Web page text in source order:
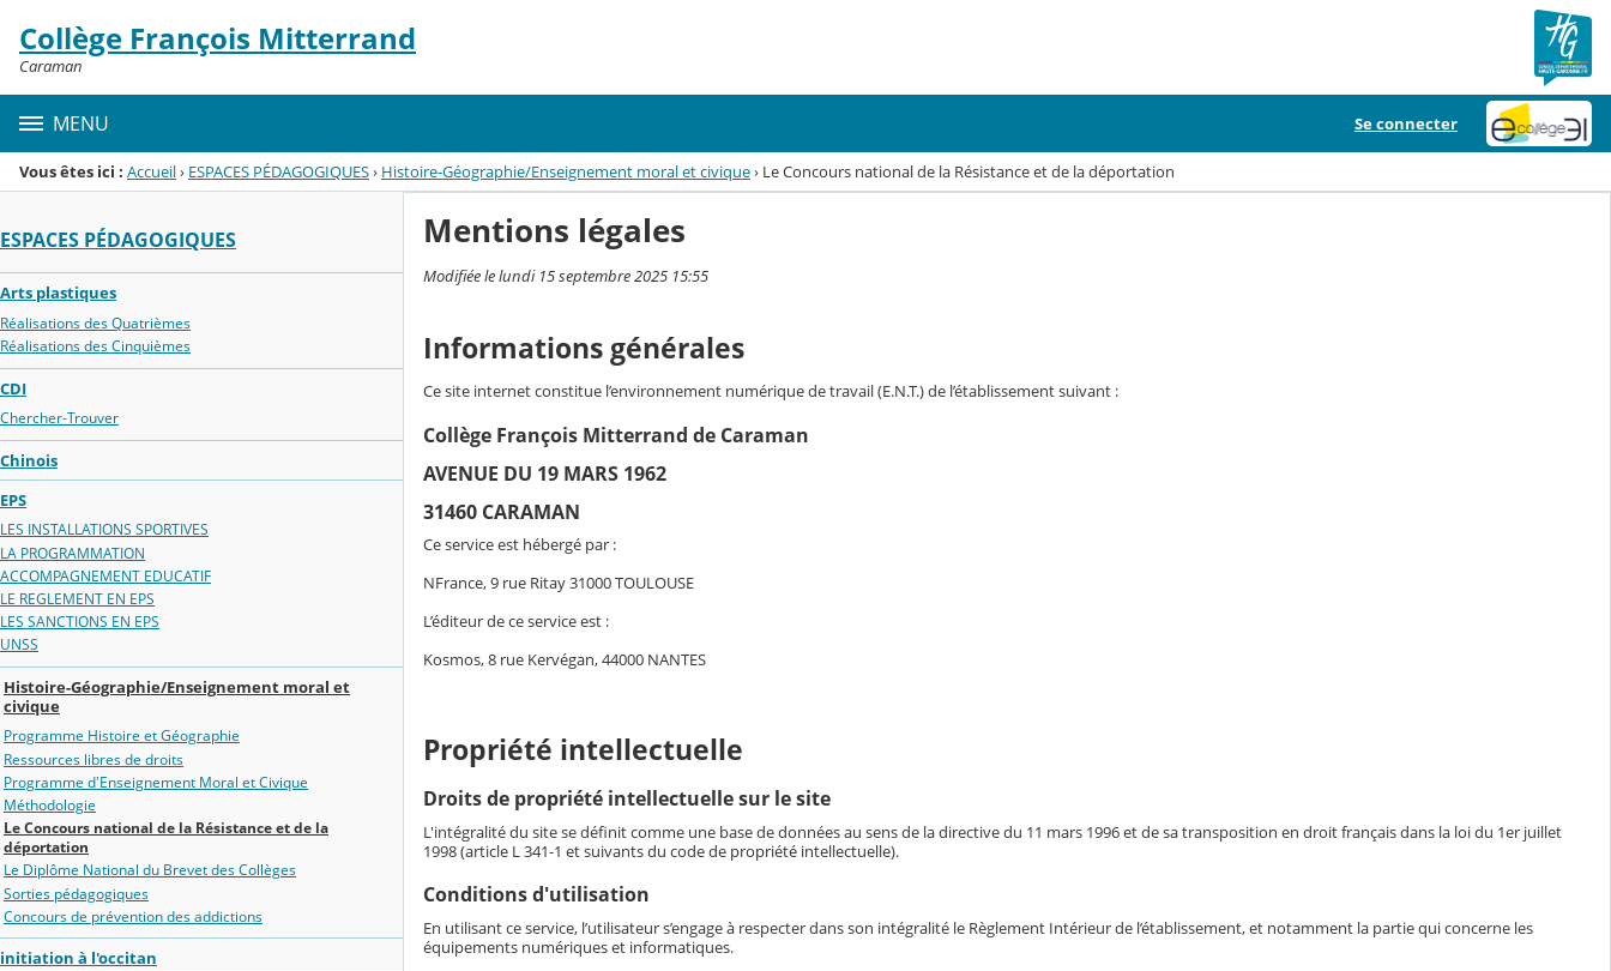
Menu de la rubrique
Contenu
Collège François Mitterrand
Caraman
MENU Se connecter
Vous êtes ici : Accueil› ESPACES PÉDAGOGIQUES› Histoire-Géographie/Enseignement moral et civique› Le Concours national de la Résistance et de la déportation
ESPACES PÉDAGOGIQUES
Arts plastiques
Réalisations des Quatrièmes
Réalisations des Cinquièmes
CDI
Chercher-Trouver
Chinois
EPS
LES INSTALLATIONS SPORTIVES
LA PROGRAMMATION
ACCOMPAGNEMENT EDUCATIF
LE REGLEMENT EN EPS
LES SANCTIONS EN EPS
UNSS
Histoire-Géographie/Enseignement moral et
civique
Programme Histoire et Géographie
Ressources libres de droits
Programme d'Enseignement Moral et Civique
Méthodologie
Le Concours national de la Résistance et de la
déportation
Le Diplôme National du Brevet des Collèges
Sorties pédagogiques
Concours de prévention des addictions
initiation à l'occitan
Mentions légales
Modifiée le lundi 15 septembre 2025 15:55
Informations générales
Ce site internet constitue l’environnement numérique de travail (E.N.T.) de l’établissement suivant :
Collège François Mitterrand de Caraman
AVENUE DU 19 MARS 1962
31460 CARAMAN
Ce service est hébergé par :
NFrance, 9 rue Ritay 31000 TOULOUSE
L’éditeur de ce service est :
Kosmos, 8 rue Kervégan, 44000 NANTES
Propriété intellectuelle
Droits de propriété intellectuelle sur le site
L'intégralité du site se définit comme une base de données au sens de la directive du 11 mars 1996 et de sa transposition en droit français dans la loi du 1er juillet
1998 (article L 341-1 et suivants du code de propriété intellectuelle).
Conditions d'utilisation
En utilisant ce service, l’utilisateur s’engage à respecter dans son intégralité le Règlement Intérieur de l’établissement, et notamment la partie qui concerne les
équipements numériques et informatiques.